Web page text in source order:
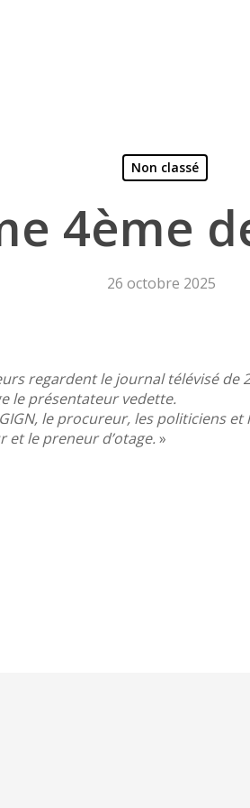
Non classé
4ème
26 octobre 2025
regardent le journal télévisé
le présentateur vedette.
le procureur, les politiciens
le preneur d’otage. »